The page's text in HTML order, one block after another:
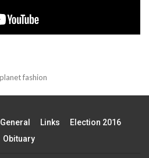
General Links
Election 2016
Obituary